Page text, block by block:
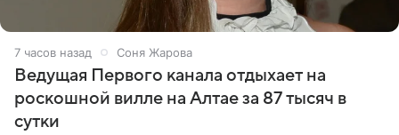
7 часов назад Соня Жарова
Ведущая Первого канала отдыхает на
роскошной вилле на Алтае за 87 тысяч в
сутки